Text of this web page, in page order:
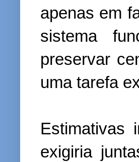
apenas em
sistema
preservar
uma tarefa
Estimativas
exigiria